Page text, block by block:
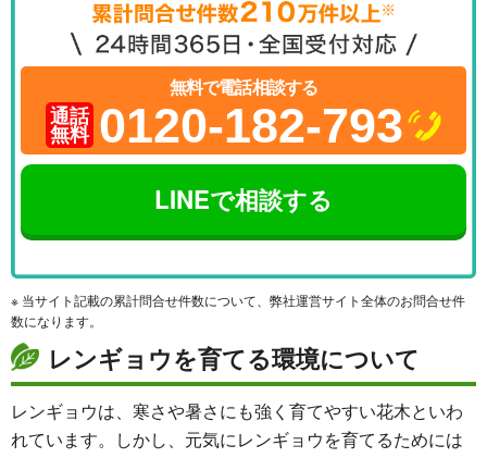
無料で電話相談する
通話
無料 0120-182-793
LINEで相談する
※ 当サイト記載の累計問合せ件数について、弊社運営サイト全体のお問合せ件
数になります。
レンギョウを育てる環境について
レンギョウは、寒さや暑さにも強く育てやすい花木といわ
れています。しかし、元気にレンギョウを育てるためには